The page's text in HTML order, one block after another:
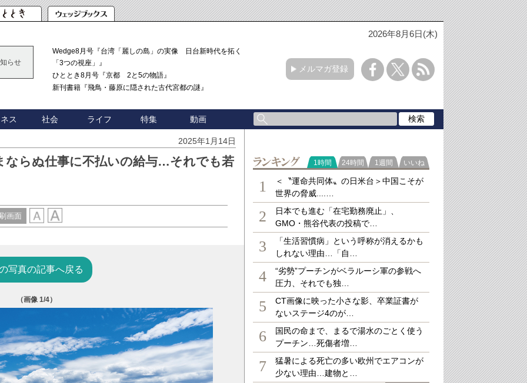
2026年8月6日(木)
らせ
Wedge8月号『台湾「麗しの島」の実像 日台新時代を拓く
「3つの視座」』
ひととき8月号『京都 2と5の物語』
新刊書籍『飛鳥・藤原に隠された古代宮都の謎』
メルマガ登録
ス 社会 ライフ 特集 動画
2025年1月14日
ならぬ仕事に不払いの給与…それでも若
画面
写真の記事へ戻る
（画像1/4）
ラ
1時間 24時間 1週間 いいね
1
＜〝運命共同体〟の日米台＞中国こそが
世界の脅威....…
2
日本でも進む「在宅勤務廃止」、
GMO・熊谷代表の投稿で…
3
「生活習慣病」という呼称が消えるかも
しれない理由…「自…
4
“劣勢”プーチンがベラルーシ軍の参戦へ
圧力、それでも独…
5
CT画像に映った小さな影、卒業証書が
ないステージ4のが…
6
国民の命まで、まるで湯水のごとく使う
プーチン…死傷者増…
7
猛暑による死亡の多い欧州でエアコンが
少ない理由…建物と…